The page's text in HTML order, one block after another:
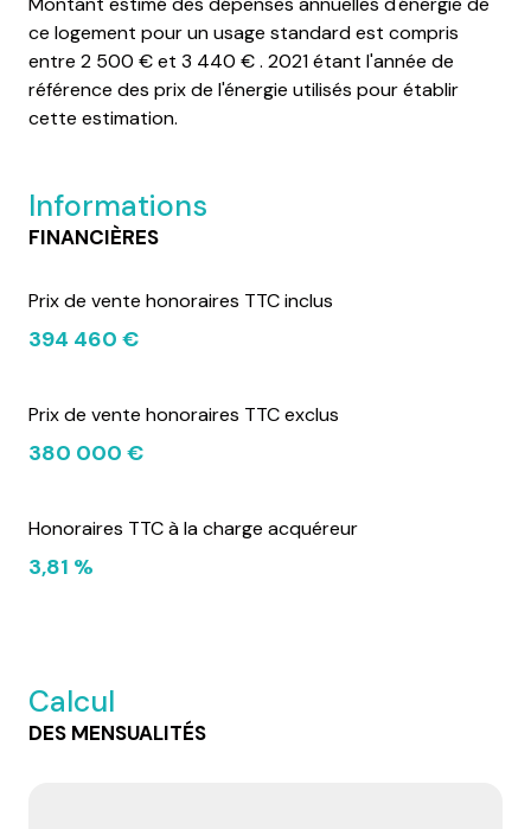
ce logement pour un usage standard est compris
entre 2 500 € et 3 440 € . 2021 étant l'année de
référence des prix de l'énergie utilisés pour établir
cette estimation.
Informations
FINANCIÈRES
Prix de vente honoraires TTC inclus
394 460 €
Prix de vente honoraires TTC exclus
380 000 €
Honoraires TTC à la charge acquéreur
3,81 %
Calcul
DES MENSUALITÉS